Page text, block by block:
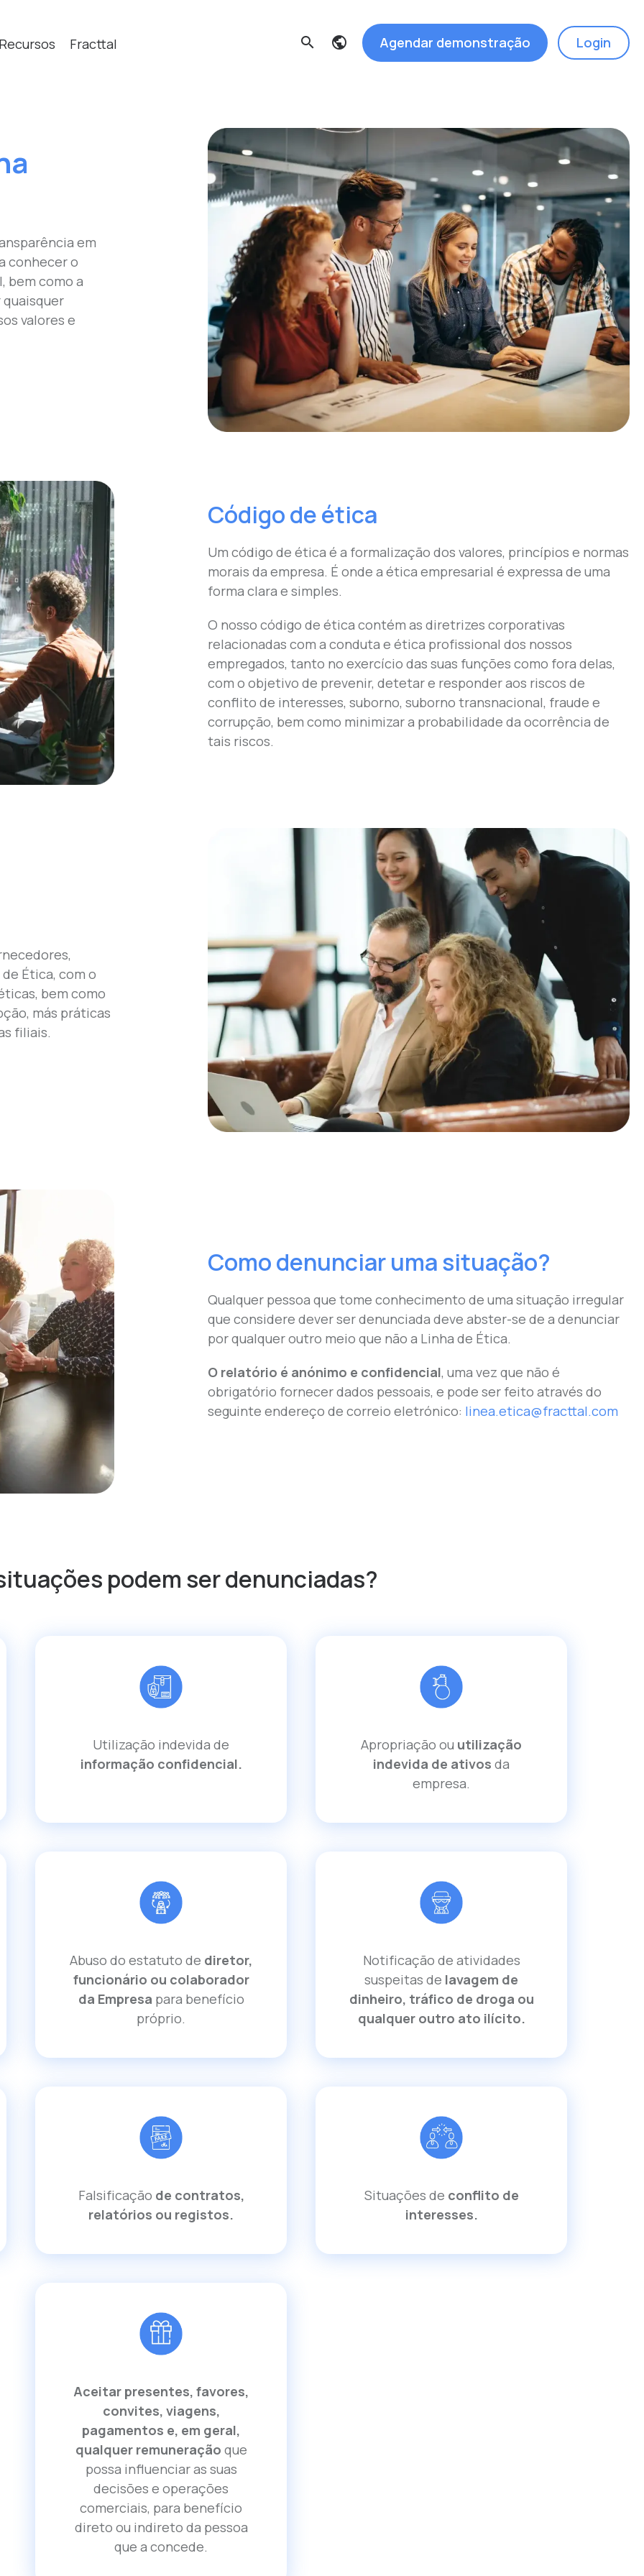
Fracttal search Agendar demonstração Login
em
conhecer o
bem como a
valores e
Código de ética
Um código de ética é a formalização dos valores, princípios e normas
morais da empresa. É onde a ética empresarial é expressa de uma
forma clara e simples.
O nosso código de ética contém as diretrizes corporativas
relacionadas com a conduta e ética profissional dos nossos
empregados, tanto no exercício das suas funções como fora delas,
com o objetivo de prevenir, detetar e responder aos riscos de
conflito de interesses, suborno, suborno transnacional, fraude e
corrupção, bem como minimizar a probabilidade da ocorrência de
tais riscos.
Ética, com o
bem como
más práticas
filiais.
Como denunciar uma situação?
Qualquer pessoa que tome conhecimento de uma situação irregular
que considere dever ser denunciada deve abster-se de a denunciar
por qualquer outro meio que não a Linha de Ética.
O relatório é anónimo e confidencial, uma vez que não é
obrigatório fornecer dados pessoais, e pode ser feito através do
seguinte endereço de correio eletrónico: linea.etica@fracttal.com
podem ser denunciadas?
Utilização indevida de
informação confidencial.
Apropriação ou utilização
indevida de ativos da
empresa.
Abuso do estatuto de diretor,
funcionário ou colaborador
da Empresa para benefício
próprio.
Notificação de atividades
suspeitas de lavagem de
dinheiro, tráfico de droga ou
qualquer outro ato ilícito.
Falsificação de contratos,
relatórios ou registos.
Situações de conflito de
interesses.
Aceitar presentes, favores,
convites, viagens,
pagamentos e, em geral,
qualquer remuneração que
possa influenciar as suas
decisões e operações
comerciais, para benefício
direto ou indireto da pessoa
que a concede.